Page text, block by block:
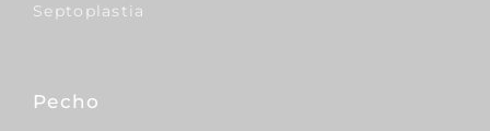
Septoplastia
Pecho